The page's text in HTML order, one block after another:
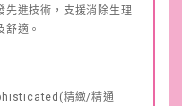
先進技術，支援消除生理
適。
精緻/精通